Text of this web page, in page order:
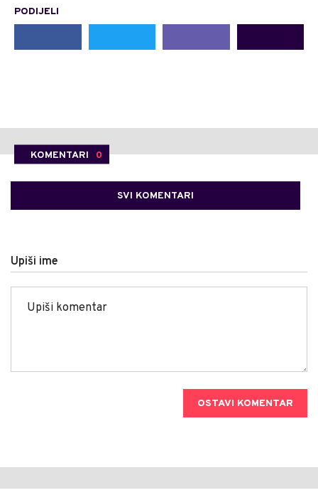
PODIJELI
KOMENTARI 0
SVI KOMENTARI
Upiši ime
OSTAVI KOMENTAR